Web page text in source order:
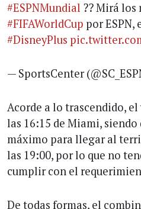
#ESPNMundial ?? Mirá los
#FIFAWorldCup por ESPN,
#DisneyPlus
— SportsCenter
Acorde a lo trascendido,
las 16:15 de Miami,
máximo para llegar al
las 19:00, por lo que no
cumplir con el
De todas formas, el